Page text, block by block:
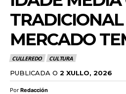
TRADICIONAL
MERCADO
CULLEREDO CULTURA
PUBLICADA O 2 XULLO, 2026
Por Redacción